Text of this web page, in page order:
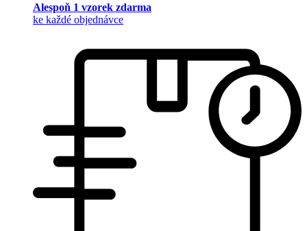
Alespoň 1 vzorek zdarma
ke každé objednávce